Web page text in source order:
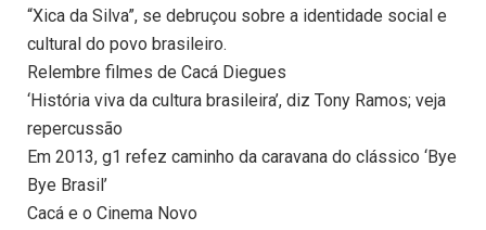
“Xica da Silva”, se debruçou sobre a identidade social e
cultural do povo brasileiro.
Relembre filmes de Cacá Diegues
‘História viva da cultura brasileira’, diz Tony Ramos; veja
repercussão
Em 2013, g1 refez caminho da caravana do clássico ‘Bye
Bye Brasil’
Cacá e o Cinema Novo